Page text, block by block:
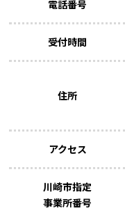
電話番号
受付時間
住所
アクセス
川崎市指定
事業所番号